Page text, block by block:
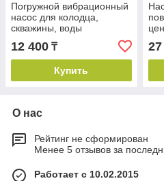
Погружной вибрационный
насос для колодца,
скважины, воды
12 400 ₸
Купить
О нас
Рейтинг не сформирован
Менее 5 отзывов за
Работает с 10.02.2015